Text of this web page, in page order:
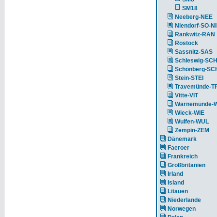
SM18
Neeberg-NEE
Niendorf-SO-
Rankwitz-RAN
Rostock
Sassnitz-SAS
Schleswig-
Schönberg-
Stein-STEI
Travemünde-
Vitte-VIT
Warnemünde-
Wieck-WIE
Wulfen-WUL
Zempin-ZEM
Dänemark
Faeroer
Frankreich
Großbritanien
Irland
Island
Litauen
Niederlande
Norwegen